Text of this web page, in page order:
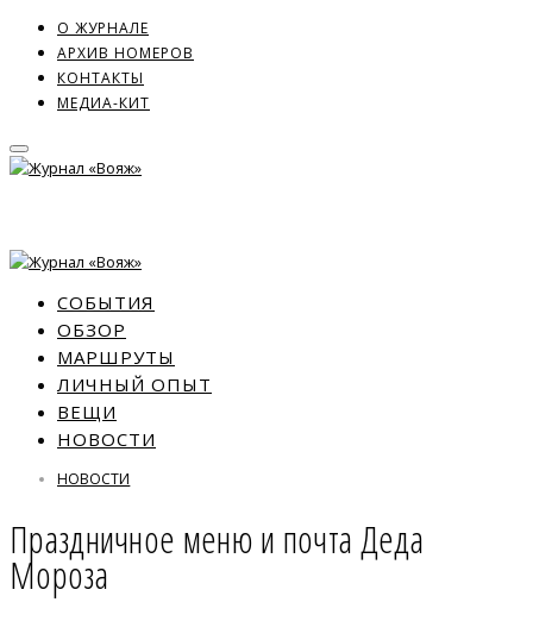
О ЖУРНАЛЕ
АРХИВ НОМЕРОВ
КОНТАКТЫ
МЕДИА-КИТ
СОБЫТИЯ
ОБЗОР
МАРШРУТЫ
ЛИЧНЫЙ ОПЫТ
ВЕЩИ
НОВОСТИ
НОВОСТИ
Праздничное меню и почта Деда
Мороза